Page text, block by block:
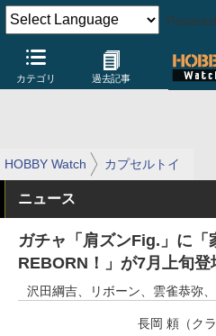
カテゴリ 過去記事
HOBBY Watch カプセルトイ
ニュース
ガチャ「肩ズンFig.」に「
REBORN！」が7月上旬登
沢田綱吉、リボーン、雲雀恭弥
長岡 頼（クラ